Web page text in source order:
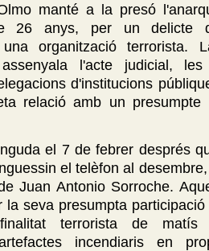
manté a la presó
26 anys, per un delicte
una organització terrorista.
l'acte judicial,
d'institucions
relació amb un presumpte
el 7 de febrer després
el telèfon al
Juan Antonio Sorroche.
la seva presumpta
terrorista de matís
incendiaris en